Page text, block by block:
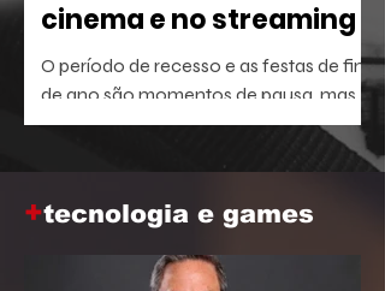
cinema e no streaming
O período de recesso e as festas de fim
de ano são momentos de pausa, mas
também oferecem a brecha ideal para
aprofundar o repertório sobre temas
corporativa.
+tecnologia e games